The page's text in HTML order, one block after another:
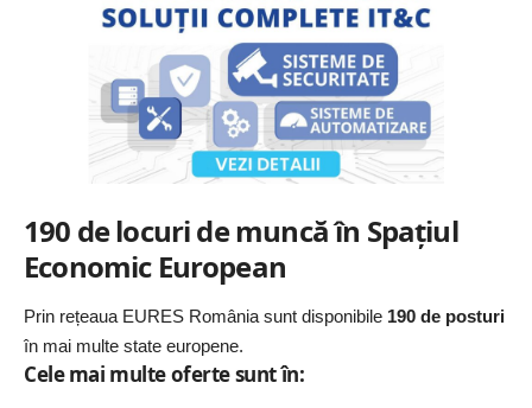
190 de locuri de muncă în Spațiul
Economic European
Prin rețeaua EURES România sunt disponibile 190 de posturi
în mai multe state europene.
Cele mai multe oferte sunt în: